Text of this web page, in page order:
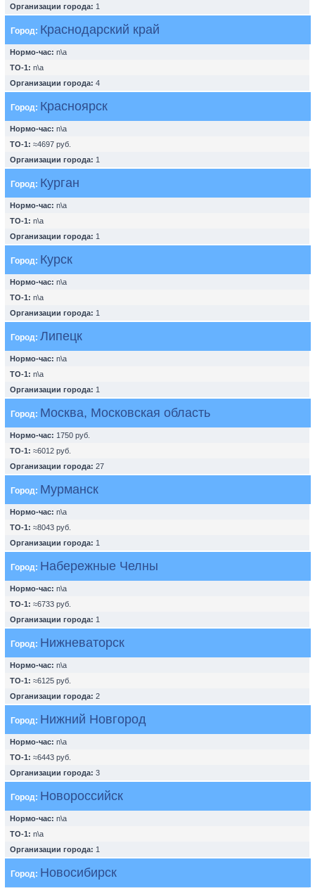
Организации города: 1
Город: Краснодарский край
Нормо-час: n\a
ТО-1: n\a
Организации города: 4
Город: Красноярск
Нормо-час: n\a
ТО-1: ≈4697 руб.
Организации города: 1
Город: Курган
Нормо-час: n\a
ТО-1: n\a
Организации города: 1
Город: Курск
Нормо-час: n\a
ТО-1: n\a
Организации города: 1
Город: Липецк
Нормо-час: n\a
ТО-1: n\a
Организации города: 1
Город: Москва, Московская область
Нормо-час: 1750 руб.
ТО-1: ≈6012 руб.
Организации города: 27
Город: Мурманск
Нормо-час: n\a
ТО-1: ≈8043 руб.
Организации города: 1
Город: Набережные Челны
Нормо-час: n\a
ТО-1: ≈6733 руб.
Организации города: 1
Город: Нижневаторск
Нормо-час: n\a
ТО-1: ≈6125 руб.
Организации города: 2
Город: Нижний Новгород
Нормо-час: n\a
ТО-1: ≈6443 руб.
Организации города: 3
Город: Новороссийск
Нормо-час: n\a
ТО-1: n\a
Организации города: 1
Город: Новосибирск